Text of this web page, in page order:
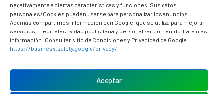
negativamente a ciertas características y funciones. Sus datos
personales/Cookies pueden usarse para personalizar los anuncios.
Además compartimos información con Google, que se utiliza para mejorar
servicios, medir efectividad publicitaria y personalizar contenido. Para más
información: Consultar sitio de Condiciones y Privacidad de Google.
https://business.safety.google/privacy/
Aceptar
Política de cookies (UE)